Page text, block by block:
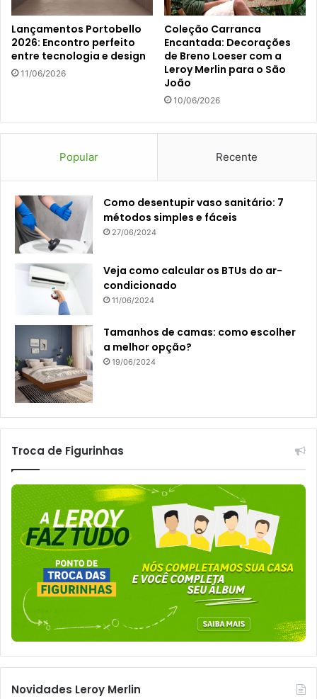
Lançamentos Portobello
2026: Encontro perfeito
entre tecnologia e design
11/06/2026
Coleção Carranca
Encantada: Decorações
de Breno Loeser com a
Leroy Merlin para o São
João
10/06/2026
Popular Recente
Como desentupir vaso sanitário: 7
métodos simples e fáceis
27/06/2024
Veja como calcular os BTUs do ar-
condicionado
11/06/2024
Tamanhos de camas: como escolher
a melhor opção?
19/06/2024
Troca de Figurinhas
Novidades Leroy Merlin